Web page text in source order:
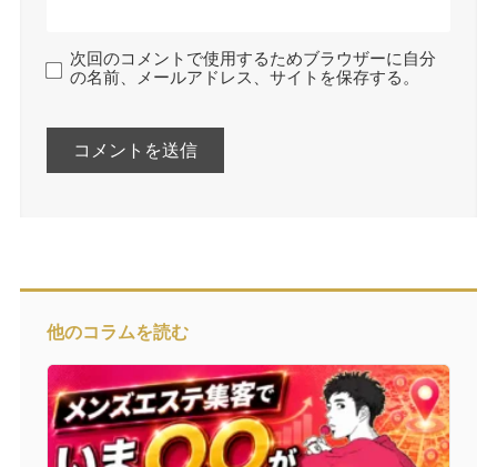
次回のコメントで使用するためブラウザーに自分
の名前、メールアドレス、サイトを保存する。
他のコラムを読む